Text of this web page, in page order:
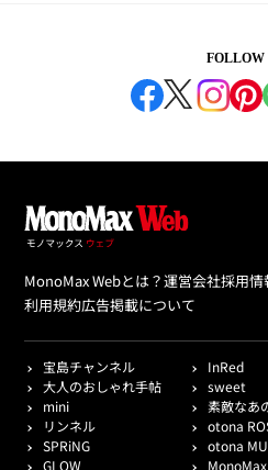
FOLLOW
MonoMax Webとは？運営会社採用情
利用規約広告掲載について
宝島チャンネル
InRed
大人のおしゃれ手帖
sweet
mini
素敵なあ
リンネル
otona
SPRiNG
otona
GLOW
MonoMax